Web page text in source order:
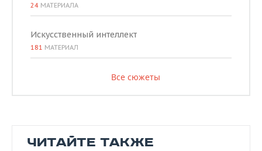
24 МАТЕРИАЛА
Искусственный интеллект
181 МАТЕРИАЛ
Все сюжеты
ЧИТАЙТЕ ТАКЖЕ